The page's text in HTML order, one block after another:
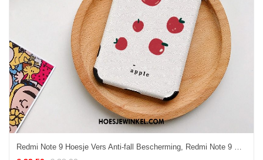
Redmi Note 9 Hoesje Vers Anti-fall Bescherming, Redmi Note 9 Hoesje Rood Mini Beige